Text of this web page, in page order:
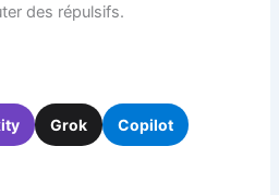
des répulsifs.
Grok Copilot